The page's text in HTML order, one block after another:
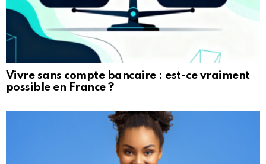
Vivre sans compte bancaire : est-ce vraiment
possible en France ?